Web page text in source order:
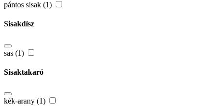
pántos sisak (1)
Sisakdísz
sas (1)
Sisaktakaró
kék-arany (1)